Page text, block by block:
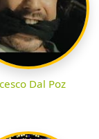
Dal Poz